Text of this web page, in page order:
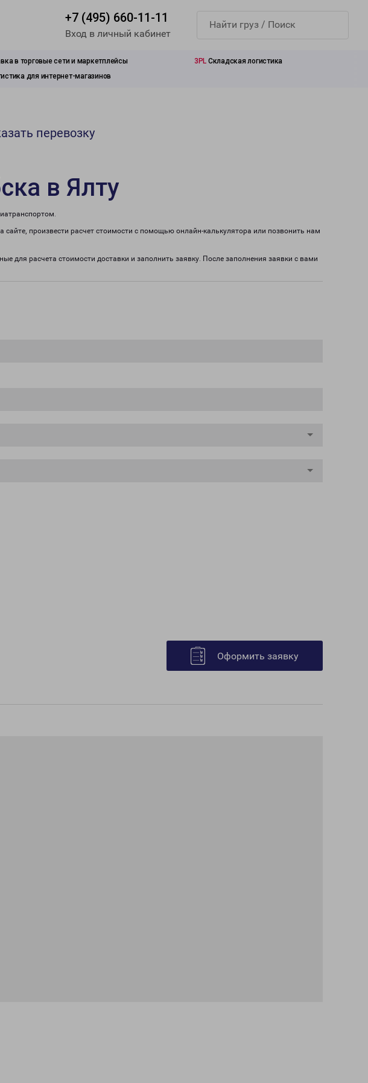
+7 (495) 660-11-11
Вход в личный кабинет
в торговые сети и маркетплейсы 3PL Складская логистика
для интернет-магазинов
перевозку
в Ялту
произвести расчет стоимости с помощью онлайн-калькулятора или позвонить нам
для расчета стоимости доставки и заполнить заявку. После заполнения заявки с вами
Оформить заявку